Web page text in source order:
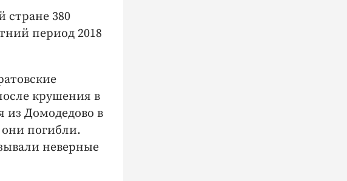
стране 380
период 2018
крушения в
из Домодедово в
они погибли.
неверные